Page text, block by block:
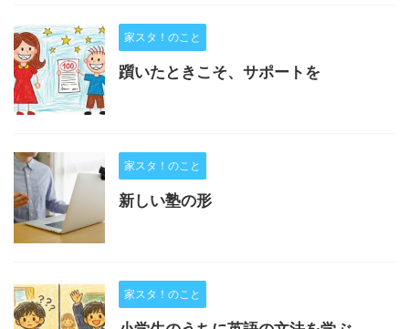
家スタ！のこと
躓いたときこそ、サポートを
家スタ！のこと
新しい塾の形
家スタ！のこと